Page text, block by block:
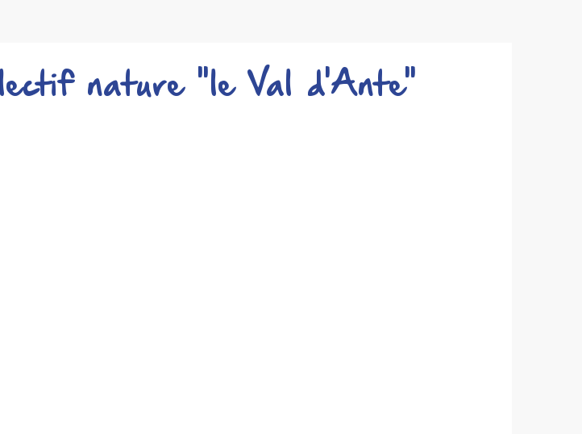
nature "le Val d'Ante"